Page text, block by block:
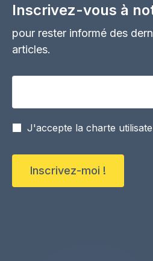
Inscrivez-vous à
pour rester informé des
articles.
J'accepte la charte
Inscrivez-moi !